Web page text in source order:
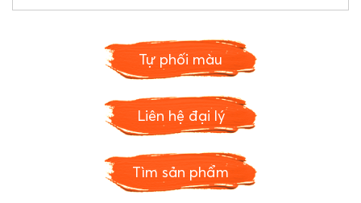
Tự phối màu
Liên hệ đại lý
Tìm sản phẩm